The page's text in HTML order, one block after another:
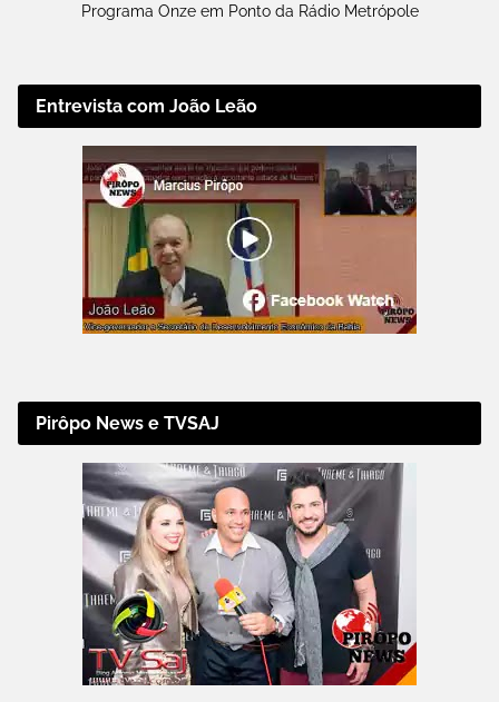
Programa Onze em Ponto da Rádio Metrópole
Entrevista com João Leão
Pirôpo News e TVSAJ